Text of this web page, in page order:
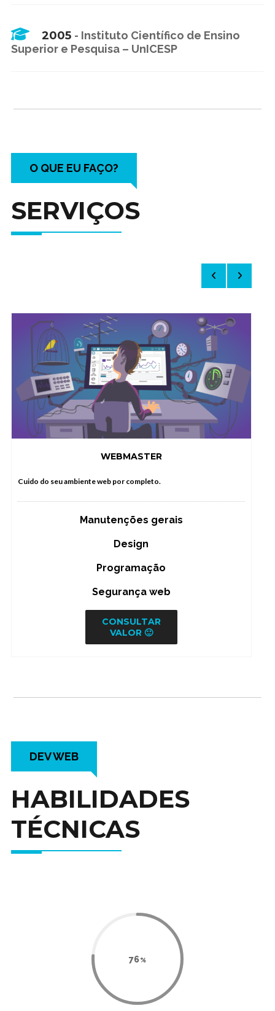
2005 - Instituto Científico de Ensino
Superior e Pesquisa – UnICESP
O QUE EU FAÇO?
SERVIÇOS
WEBMASTER
Cuido do seu ambiente web por completo.
Manutenções gerais
Design
Programação
Segurança web
CONSULTAR
VALOR 🙂
DEV WEB
HABILIDADES
TÉCNICAS
89